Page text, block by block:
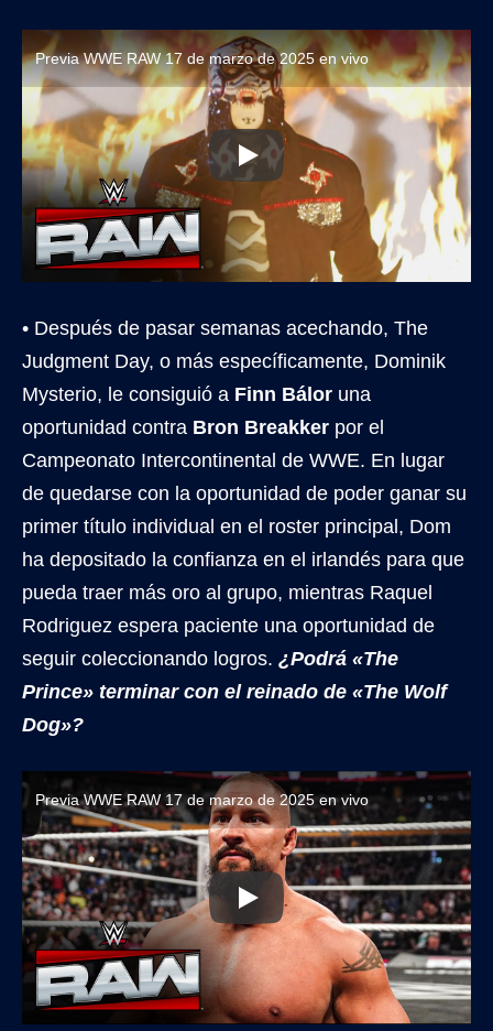
Previa WWE RAW 17 de marzo de 2025 en vivo
• Después de pasar semanas acechando, The
Judgment Day, o más específicamente, Dominik
Mysterio, le consiguió a Finn Bálor una
oportunidad contra Bron Breakker por el
Campeonato Intercontinental de WWE. En lugar
de quedarse con la oportunidad de poder ganar su
primer título individual en el roster principal, Dom
ha depositado la confianza en el irlandés para que
pueda traer más oro al grupo, mientras Raquel
Rodriguez espera paciente una oportunidad de
seguir coleccionando logros. ¿Podrá «The
Prince» terminar con el reinado de «The Wolf
Dog»?
Previa WWE RAW 17 de marzo de 2025 en vivo